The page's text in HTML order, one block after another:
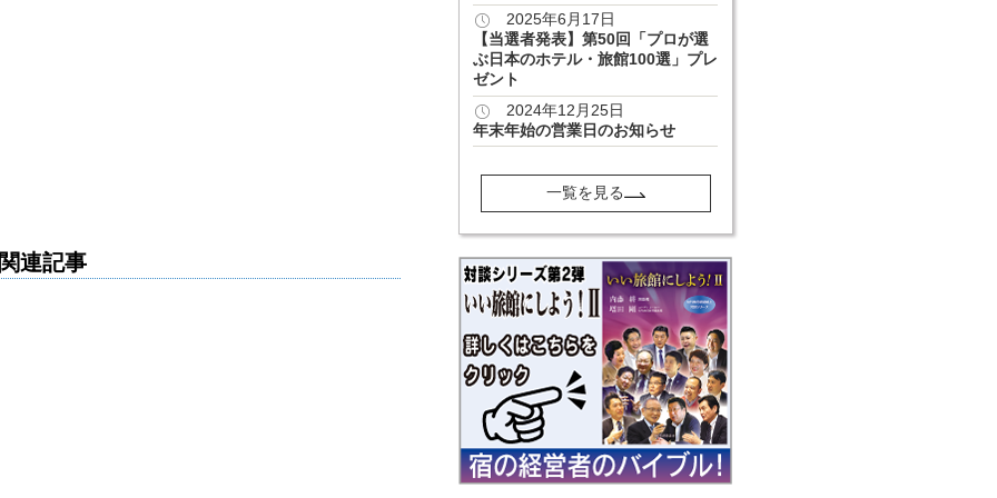
関連記事
2025年6月17日
【当選者発表】第50回「プロが選
ぶ日本のホテル・旅館100選」プレ
ゼント
2024年12月25日
年末年始の営業日のお知らせ
一覧を見る